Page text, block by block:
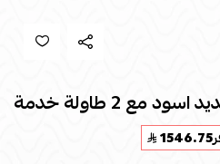
2 طاولة خدمة
1546.75